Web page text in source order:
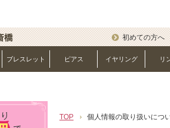
初めての方へ
ブレスレット ピアス イヤリング リ
TOP 個人情報の取り扱いにつ